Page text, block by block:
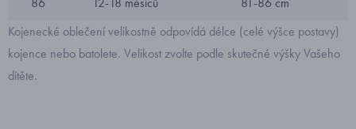
Kojenecké oblečení velikostně odpovídá délce (celé výšce postavy)
kojence nebo batolete. Velikost zvolte podle skutečné výšky Vašeho
dítěte.